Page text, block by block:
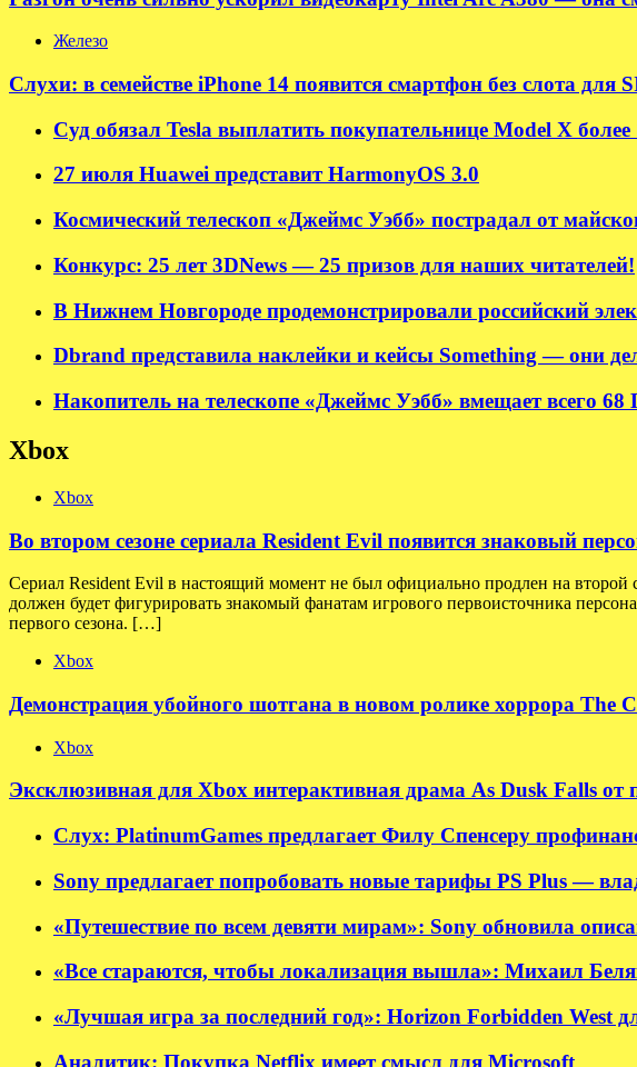
Железо
Слухи: в семействе iPhone 14 появится смартфон без слота для
Суд обязал Tesla выплатить покупательнице Model X
27 июля Huawei представит HarmonyOS 3.0
Космический телескоп «Джеймс Уэбб» пострадал от
Конкурс: 25 лет 3DNews — 25 призов для наших читателей!
В Нижнем Новгороде продемонстрировали российский
Dbrand представила наклейки и кейсы Something — они
Накопитель на телескопе «Джеймс Уэбб» вмещает всего 68
Xbox
Xbox
Во втором сезоне сериала Resident Evil появится знаковый
Сериал Resident Evil в настоящий момент не был официально продлен на
должен будет фигурировать знакомый фанатам игрового первоисточника
первого сезона. […]
Xbox
Демонстрация убойного шотгана в новом ролике хоррора The
Xbox
Эксклюзивная для Xbox интерактивная драма As Dusk Falls
Слух: PlatinumGames предлагает Филу Спенсеру
Sony предлагает попробовать новые тарифы PS Plus —
«Путешествие по всем девяти мирам»: Sony обновила
«Все стараются, чтобы локализация вышла»: Михаил
«Лучшая игра за последний год»: Horizon Forbidden West
Аналитик: Покупка Netflix имеет смысл для Microsoft